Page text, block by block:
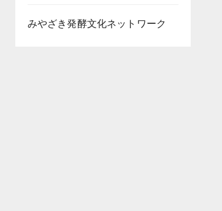
みやざき発酵文化ネットワーク